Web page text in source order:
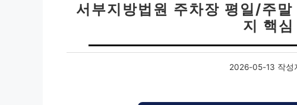
서부지방법원 주차장 평일/주
지 핵
2026-05-13 작성